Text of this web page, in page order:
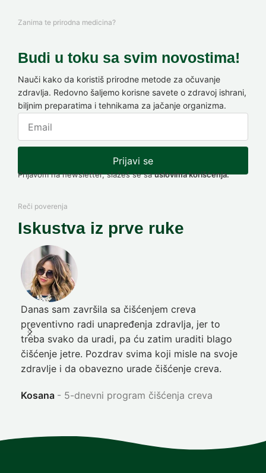
Zanima te prirodna medicina?
Budi u toku sa svim novostima!
Nauči kako da koristiš prirodne metode za očuvanje
zdravlja. Redovno šaljemo korisne savete o zdravoj ishrani,
biljnim preparatima i tehnikama za jačanje organizma.
Prijavi se
Prijavom na newsletter, slažeš se sauslovima korišćenja.
Reči poverenja
Iskustva iz prve ruke
Danas sam završila sa čišćenjem creva
preventivno radi unapređenja zdravlja, jer to
treba svako da uradi, pa ću zatim uraditi blago
čišćenje jetre. Pozdrav svima koji misle na svoje
zdravlje i da obavezno urade čišćenje creva.
Kosana 5-dnevni program čišćenja creva